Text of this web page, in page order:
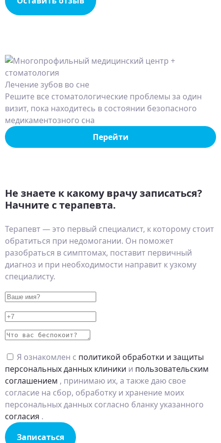
Лечение зубов во сне
Решите все стоматологические проблемы за один
визит, пока находитесь в состоянии безопасного
медикаментозного сна
Перейти
Не знаете к какому врачу записаться?
Начните с терапевта.
Терапевт — это первый специалист, к которому стоит
обратиться при недомогании. Он поможет
разобраться в симптомах, поставит первичный
диагноз и при необходимости направит к узкому
специалисту.
Я ознакомлен с политикой обработки и защиты
персональных данных клиники и пользовательским
соглашением , принимаю их, а также даю свое
согласие на сбор, обработку и хранение моих
персональных данных согласно бланку указанного
согласия .
Записаться